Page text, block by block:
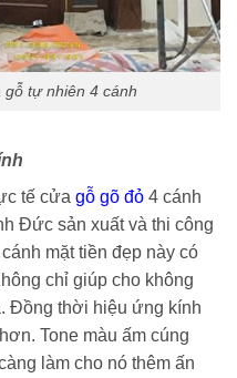
tự nhiên 4 cánh
tế cửa gỗ gõ đỏ 4 cánh
Đức sản xuất và thi công
mặt tiền đẹp này có
chỉ giúp cho không
Đồng thời hiệu ứng kính
Tone màu ấm cúng
làm cho nó thêm ấn